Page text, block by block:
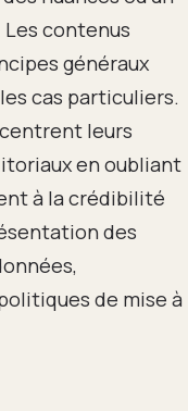
contenus
généraux
cas particuliers.
leurs
en oubliant
à la crédibilité
des
de mise à